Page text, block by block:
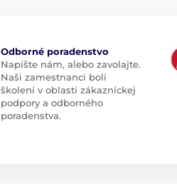
Odborné poradenstvo
Napíšte nám, alebo zavolajte.
Naši zamestnanci boli
školení v oblasti zákazníckej
podpory a odborného
poradenstva.